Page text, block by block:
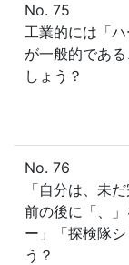
No. 75
工業的には「
が一般的であ
しょう？
No. 76
「自分は、未
前の後に「、
ー」「探検隊
う？